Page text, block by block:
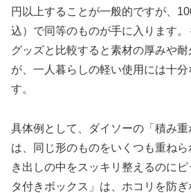
円以上することが一般的ですが、
込）で同等のものが手に入ります
グッズと比較すると素材の厚みや
が、一人暮らしの軽い使用には十
す。
具体例として、ダイソーの「積み
は、同じ形のものをいくつも重ねら
き出しの中をスッキリ整えるのに
タ付きボックス」は、ホコリを防